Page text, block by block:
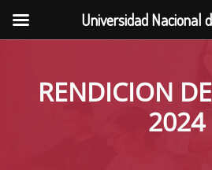
RENDICION
2024
Universidad Nacional